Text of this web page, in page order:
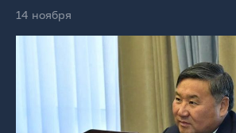
14 ноября